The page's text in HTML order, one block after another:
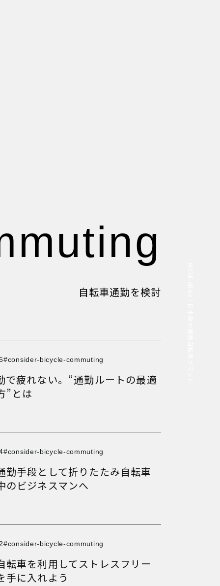
自転車通勤を検討
consider-bicycle-commuting
で疲れない。“通勤ルートの最適
”とは
consider-bicycle-commuting
勤手段として折りたたみ自転車
のビジネスマンへ
consider-bicycle-commuting
転車を利用してストレスフリー
手に入れよう